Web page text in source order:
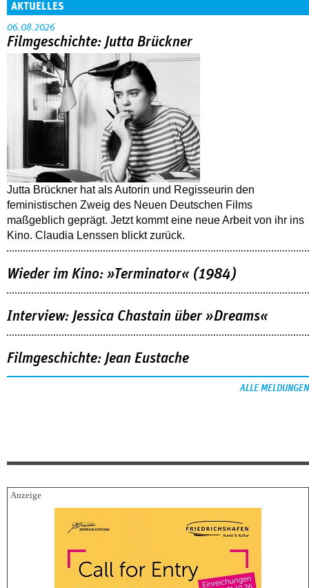
AKTUELLES
06.08.2026
Filmgeschichte: Jutta Brückner
Jutta Brückner hat als Autorin und Regisseurin den
feministischen Zweig des Neuen Deutschen Films
maßgeblich geprägt. Jetzt kommt eine neue Arbeit von ihr ins
Kino. Claudia Lenssen blickt zurück.
Wieder im Kino: »Terminator« (1984)
Interview: Jessica Chastain über »Dreams«
Filmgeschichte: Jean Eustache
ALLE MELDUNGEN